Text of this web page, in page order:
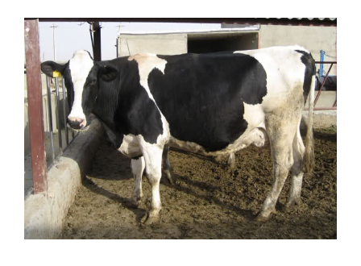
View
Larger
Image